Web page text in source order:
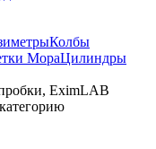
Колбы
МораЦилиндры
EximLAB